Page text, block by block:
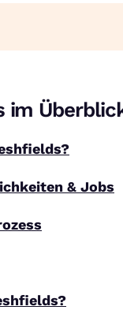
im
& Jobs